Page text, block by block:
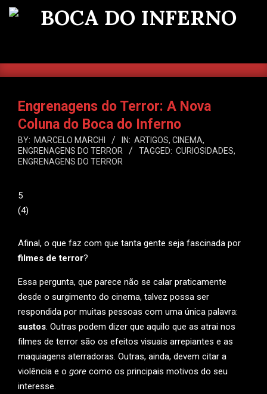
Skip
DO
INFERNO
MenuEngrenagens do Terror: A Nova
Coluna do Boca do Inferno
BY: MARCELO MARCHI IN: ARTIGOS, CINEMA,
ENGRENAGENS DO TERROR
TAGGED: CURIOSIDADES,
ENGRENAGENS DO TERROR
5
(4)
Afinal, o que faz com que tanta gente seja fascinada por
filmes de terror?
Essa pergunta, que parece não se calar praticamente
desde o surgimento do cinema, talvez possa ser
respondida por muitas pessoas com uma única palavra:
sustos. Outras podem dizer que aquilo que as atrai nos
filmes de terror são os efeitos visuais arrepiantes e as
maquiagens aterradoras. Outras, ainda, devem citar a
violência e o gore como os principais motivos do seu
interesse.